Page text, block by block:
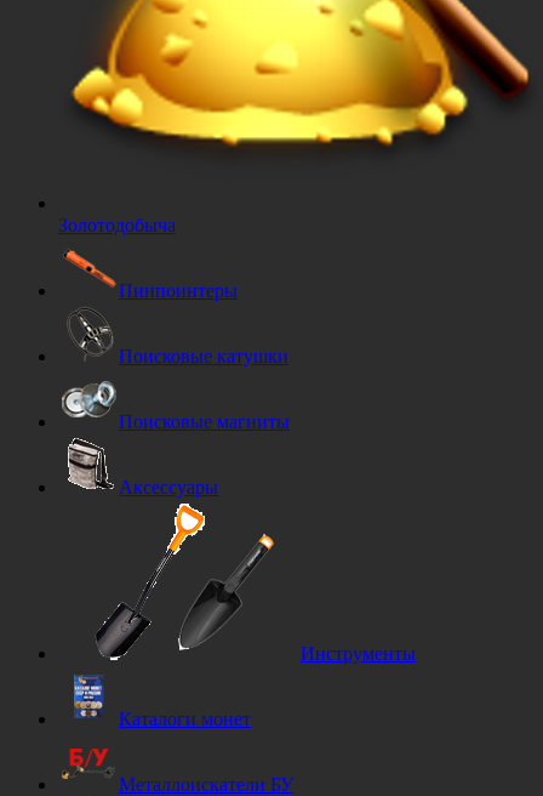
Золотодобыча
Пинпоинтеры
Поисковые катушки
Поисковые магниты
Аксессуары
Инструменты
Каталоги монет
Металлоискатели БУ